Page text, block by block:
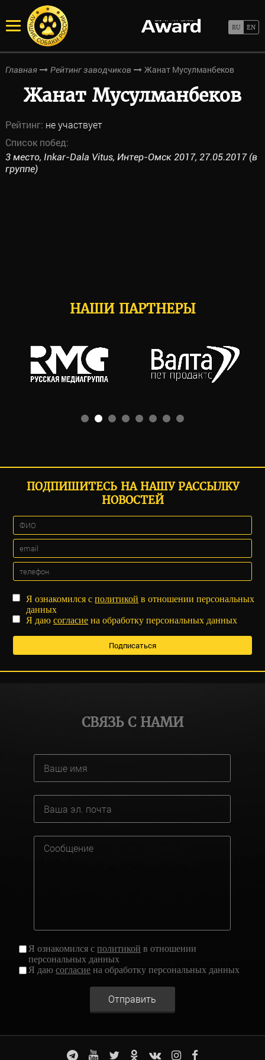
Главная Рейтинг заводчиков Жанат Мусулманбеков
Жанат Мусулманбеков
Рейтинг: не участвует
Список побед:
3 место, Inkar-Dala Vitus, Интер-Омск 2017, 27.05.2017 (в
группе)
НАШИ ПАРТНЕРЫ
ПОДПИШИТЕСЬ НА НАШУ РАССЫЛКУ
НОВОСТЕЙ
Я ознакомился сполитикой в отношении персональных
данных
Я даюсогласие на обработку персональных данных
СВЯЗЬ С НАМИ
Я ознакомился сполитикой в отношении
персональных данных
Я даюсогласие на обработку персональных данных
Отправить